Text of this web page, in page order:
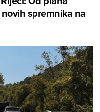
spremnika na